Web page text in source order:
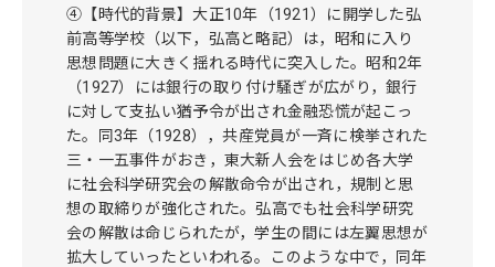
④【時代的背景】大正10年（1921）に開学した弘
前高等学校（以下，弘高と略記）は，昭和に入り
思想問題に大きく揺れる時代に突入した。昭和2年
（1927）には銀行の取り付け騒ぎが広がり，銀行
に対して支払い猶予令が出され金融恐慌が起こっ
た。同3年（1928），共産党員が一斉に検挙された
三・一五事件がおき，東大新人会をはじめ各大学
に社会科学研究会の解散命令が出され，規制と思
想の取締りが強化された。弘高でも社会科学研究
会の解散は命じられたが，学生の間には左翼思想が
拡大していったといわれる。このような中で，同年